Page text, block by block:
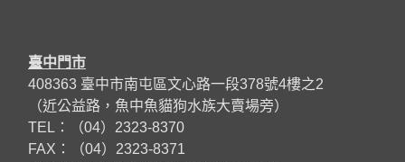
臺中門市
408363 臺中市南屯區文心路一段378號4樓之2
（近公益路，魚中魚貓狗水族大賣場旁）
TEL：（04）2323-8370
FAX：（04）2323-8371